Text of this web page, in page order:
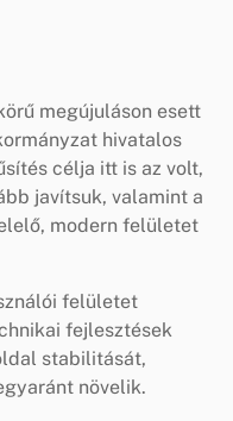
megújuláson esett
hivatalos
célja itt is az volt,
javítsuk, valamint a
modern felületet
felületet
fejlesztések
stabilitását,
növelik.